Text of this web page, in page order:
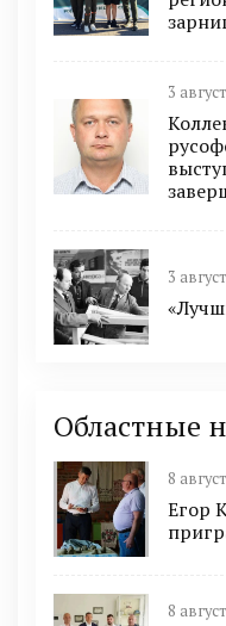
3
3
Областные
8
Егор
8